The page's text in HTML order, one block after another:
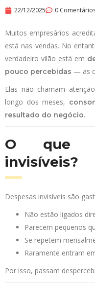
22/12/2025 0
Muitos empresários
está nas vendas. No
verdadeiro vilão está em
pouco percebidas — as
Elas não chamam
longo dos meses,
resultado do negócio.
O que
invisíveis?
Despesas invisíveis são
Não estão ligados
Parecem pequenos
Se repetem
Raramente entram
Por isso, passam